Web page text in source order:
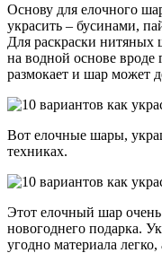
Основу для елочного
украсить – бусинами,
Для раскраски нитяных
на водной основе вроде
размокает и шар может
Вот елочные шары,
техниках.
Этот елочный шар очень
новогоднего подарка.
угодно материала